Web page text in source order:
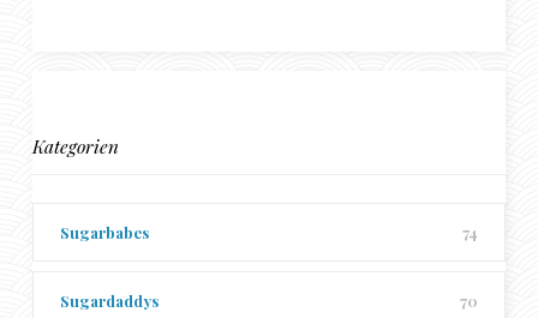
Kategorien
Sugarbabes 74
Sugardaddys 70